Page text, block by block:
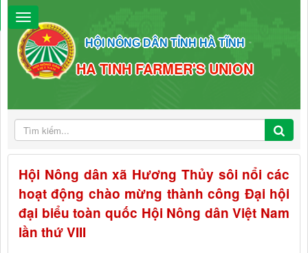
HỘI NÔNG DÂN TỈNH HÀ TĨNH
HA TINH FARMER'S UNION
Hội Nông dân xã Hương Thủy sôi nổi các
hoạt động chào mừng thành công Đại hội
đại biểu toàn quốc Hội Nông dân Việt Nam
lần thứ VIII